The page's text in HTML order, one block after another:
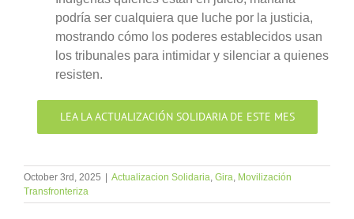
podría ser cualquiera que luche por la justicia,
mostrando cómo los poderes establecidos usan
los tribunales para intimidar y silenciar a quienes
resisten.
LEA LA ACTUALIZACIÓN SOLIDARIA DE ESTE MES
October 3rd, 2025 | Actualizacion Solidaria Gira Movilización
Transfronteriza